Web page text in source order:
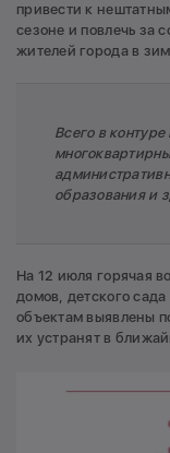
привести к
сезоне и повлечь за
жителей города в
Всего в
образования и
На 12 июля горячая
домов, детского
объектам выявлены
их устранят в